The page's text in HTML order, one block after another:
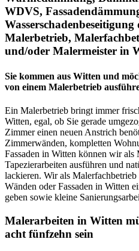
WDVS,
Wasserschadenbeseitigung
Malerbetrieb,
und/oder Malermeister in
Sie kommen aus Witten und
von einem Malerbetrieb
Ein Malerbetrieb bringt immer
Witten, egal, ob Sie gerade
Zimmer einen neuen Anstrich
Zimmerwänden, kompletten
Fassaden in Witten können wir als
Tapezierarbeiten ausführen und
lackieren. Wir als
Wänden oder Fassaden in Witten
geben sowie kleine
Malerarbeiten in Witten
acht fünfzehn sein